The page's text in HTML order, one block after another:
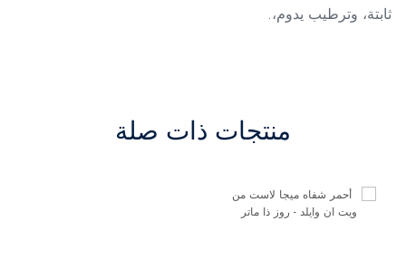
ثابتة، وترطيب يدوم،.
منتجات ذات صلة